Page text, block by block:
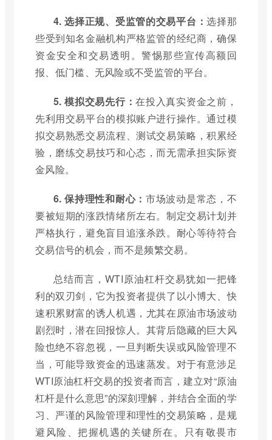
4. 选择正规、受监管的交易平台：选择那
些受到知名金融机构严格监管的经纪商，确保
资金安全和交易透明。警惕那些宣传高额回
报、低门槛、无风险或不受监管的平台。
5. 模拟交易先行：在投入真实资金之前，
先利用交易平台的模拟账户进行操作。通过模
拟交易熟悉交易流程、测试交易策略，积累经
验，磨练交易技巧和心态，而无需承担实际资
金风险。
6. 保持理性和耐心： 市场波动是常态，不
要被短期的涨跌情绪所左右。制定交易计划并
严格执行，避免盲目追涨杀跌。耐心等待符合
交易信号的机会，而不是频繁交易。
总结而言，WTI原油杠杆交易犹如一把锋
利的双刃剑，它为投资者提供了以小博大、快
速积累财富的诱人机遇，尤其在原油市场波动
剧烈时，潜在回报惊人。其背后隐藏的巨大风
险也绝不容忽视，一旦判断失误或风险管理不
当，可能导致资金的迅速蒸发。对于有意涉足
WTI原油杠杆交易的投资者而言，建立对“原油
杠杆是什么意思”的深刻理解，并结合全面的学
习、严谨的风险管理和理性的交易策略，是规
避风险、把握机遇的关键所在。只有敬畏市